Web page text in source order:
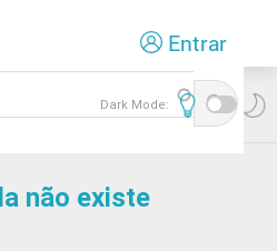
o
principal
Entrar
Dark Mode:
não existe